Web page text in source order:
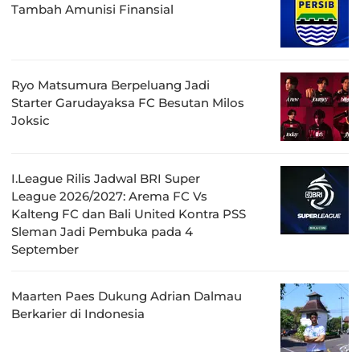
Tambah Amunisi Finansial
Ryo Matsumura Berpeluang Jadi
Starter Garudayaksa FC Besutan Milos
Joksic
I.League Rilis Jadwal BRI Super
League 2026/2027: Arema FC Vs
Kalteng FC dan Bali United Kontra PSS
Sleman Jadi Pembuka pada 4
September
Maarten Paes Dukung Adrian Dalmau
Berkarier di Indonesia